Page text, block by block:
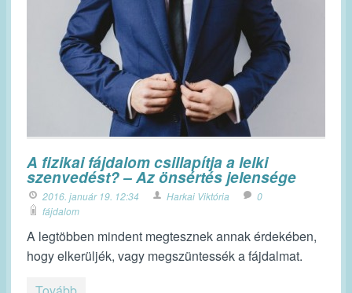
A fizikai fájdalom csillapítja a lelki
szenvedést? – Az önsértés jelensége
2016. január 19. 12:34 Harkai Viktória
0
fájdalom
A legtöbben mindent megtesznek annak érdekében,
hogy elkerüljék, vagy megszüntessék a fájdalmat.